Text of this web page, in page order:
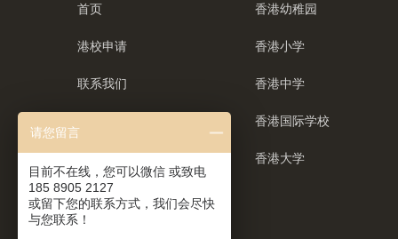
首页
港校申请
联系我们
香港幼稚园
香港小学
香港中学
香港国际学校
香港大学
请您留言
目前不在线，您可以微信 或致电
185 8905 2127
或留下您的联系方式，我们会尽快
与您联系！